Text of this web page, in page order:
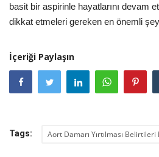
basit bir aspirinle hayatlarını devam
dikkat etmeleri gereken en önemli
İçeriği Paylaşın
Tags: Aort Damarı Yırtılması